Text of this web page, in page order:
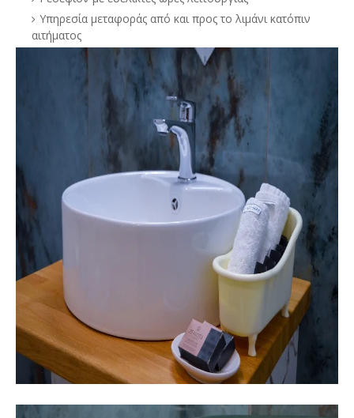
Υπηρεσία μεταφοράς από και προς το λιμάνι κατόπιν
αιτήματος